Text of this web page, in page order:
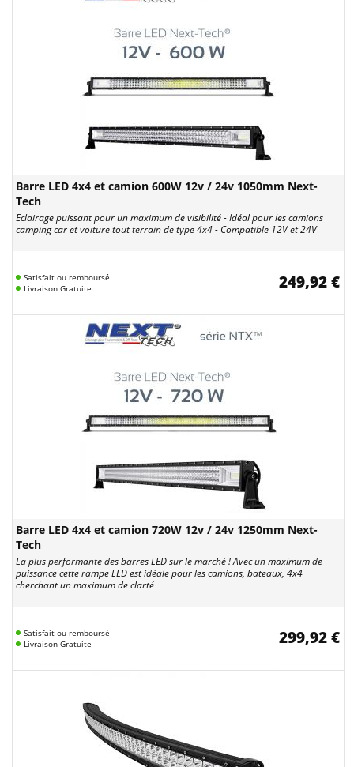
Barre LED 4x4 et camion 600W 12v / 24v 1050mm Next-
Tech
Eclairage puissant pour un maximum de visibilité - Idéal pour les camions
camping car et voiture tout terrain de type 4x4 - Compatible 12V et 24V
Satisfait ou remboursé
Livraison Gratuite
249,92 €
Barre LED 4x4 et camion 720W 12v / 24v 1250mm Next-
Tech
La plus performante des barres LED sur le marché ! Avec un maximum de
puissance cette rampe LED est idéale pour les camions, bateaux, 4x4
cherchant un maximum de clarté
Satisfait ou remboursé
Livraison Gratuite
299,92 €